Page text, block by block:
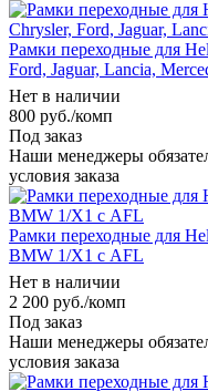
Рамки переходные для
Ford, Jaguar, Lancia,
Нет в наличии
800 руб./комп
Под заказ
Наши менеджеры
условия заказа
Рамки переходные для
BMW 1/X1 с AFL
Нет в наличии
2 200 руб./комп
Под заказ
Наши менеджеры
условия заказа